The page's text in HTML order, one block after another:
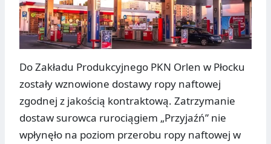
Do Zakładu Produkcyjnego PKN Orlen w Płocku
zostały wznowione dostawy ropy naftowej
zgodnej z jakością kontraktową. Zatrzymanie
dostaw surowca rurociągiem „Przyjaźń” nie
wpłynęło na poziom przerobu ropy naftowej w